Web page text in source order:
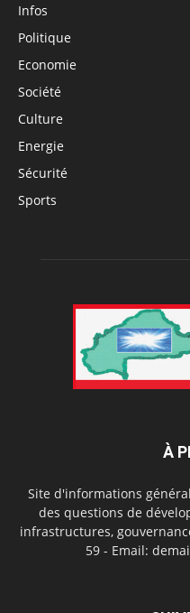
Infos
Politique
Economie
Société
Culture
Energie
Sécurité
Sports
À
Site d'informations
des questions de
infrastructures,
59 - Email: